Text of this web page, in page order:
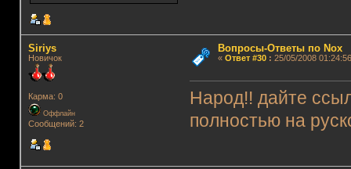
Siriys
Новичок
Карма: 0
Оффлайн
Сообщений: 2
Вопросы-Ответы по Nox
« Ответ #30: 25/05/2008
Народ!! дайте
полностью на